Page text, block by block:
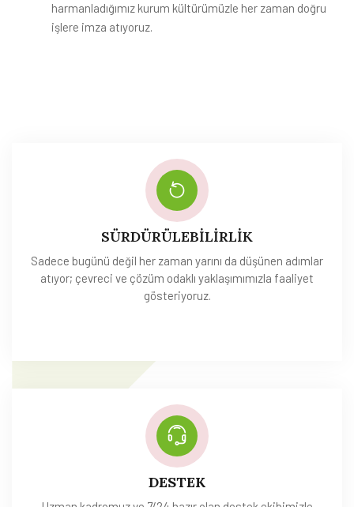
harmanladığımız kurum kültürümüzle her zaman doğru
işlere imza atıyoruz.
SÜRDÜRÜLEBİLİRLİK
Sadece bugünü değil her zaman yarını da düşünen adımlar
atıyor; çevreci ve çözüm odaklı yaklaşımımızla faaliyet
gösteriyoruz.
DESTEK